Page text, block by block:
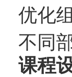
优化
不同
课程